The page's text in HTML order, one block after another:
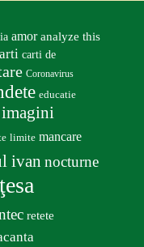
amor analyze this
carti de
Coronavirus
educatie
imagini
limite mancare
ivan nocturne
retete